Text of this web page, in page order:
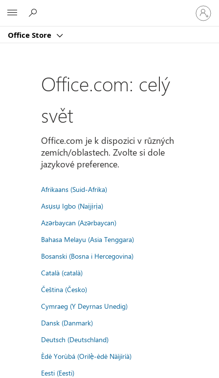
Office Store
se
ke
účtu
Office.com: celý
svět
Office.com je k dispozici v různých
zemích/oblastech. Zvolte si dole
jazykové preference.
Afrikaans (Suid-Afrika)
Asụsụ Igbo (Naịjịrịa)
Azərbaycan (Azərbaycan)
Bahasa Melayu (Asia Tenggara)
Bosanski (Bosna i Hercegovina)
Català (català)
Čeština (Česko)
Cymraeg (Y Deyrnas Unedig)
Dansk (Danmark)
Deutsch (Deutschland)
Èdè Yorùbá (Orilẹ̀-èdè Nàìjíríà)
Eesti (Eesti)